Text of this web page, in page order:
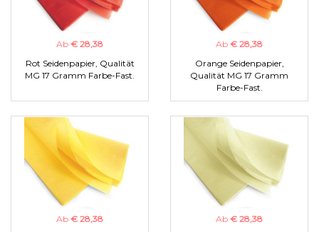
Ab € 28,38
Rot Seidenpapier, Qualität
MG 17 Gramm Farbe-Fast.
Ab € 28,38
Orange Seidenpapier,
Qualität MG 17 Gramm
Farbe-Fast.
Ab € 28,38
Ab € 28,38